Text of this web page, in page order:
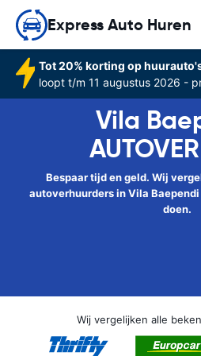
Express Auto Huren
Tot 20% korting op
loopt t/m 11 augustus 2026 -
Vila
Bespaar tijd en geld. Wij
autoverhuurders in Vila
doen.
Wij vergelijken alle